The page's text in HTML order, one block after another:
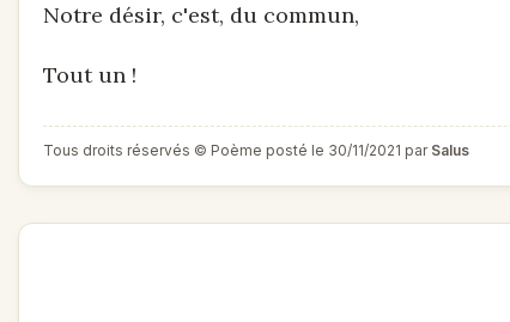
Notre désir, c'est, du commun,
Tout un !
Tous droits réservés © Poème posté le 30/11/2021 par Salus